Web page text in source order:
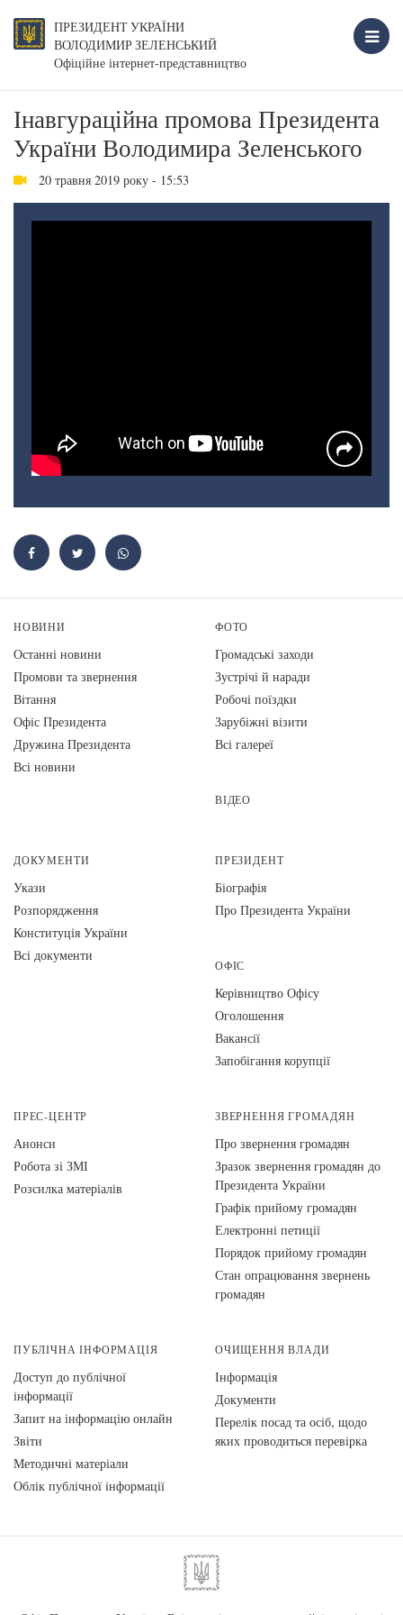
ПРЕЗИДЕНТ УКРАЇНИ
ВОЛОДИМИР ЗЕЛЕНСЬКИЙ
Офіційне інтернет-представництво
Інавгураційна промова Президента
України Володимира Зеленського
20 травня 2019 року - 15:53
НОВИНИ
Останні новини
Промови та звернення
Вiтання
Офіс Президента
Дружина Президента
Всі новини
ФОТО
Громадські заходи
Зустрічі й наради
Робочі поїздки
Зарубіжні візити
Всі галереї
ВІДЕО
ДОКУМЕНТИ
Укази
Розпорядження
Конституція України
Всі документи
ПРЕЗИДЕНТ
Біографія
Про Президента України
ОФІС
Керівництво Офісу
Оголошення
Вакансії
Запобігання корупції
ПРЕС-ЦЕНТР
Анонси
Робота зі ЗМІ
Розсилка матеріалів
ЗВЕРНЕННЯ ГРОМАДЯН
Про звернення громадян
Зразок звернення громадян до
Президента України
Графік прийому громадян
Електронні петиції
Порядок прийому громадян
Стан опрацювання звернень
громадян
ПУБЛІЧНА ІНФОРМАЦІЯ
Доступ до публічної
інформації
Запит на інформацію онлайн
Звіти
Методичні матеріали
Облік публічної інформації
ОЧИЩЕННЯ ВЛАДИ
Інформація
Документи
Перелік посад та осіб, щодо
яких проводиться перевірка